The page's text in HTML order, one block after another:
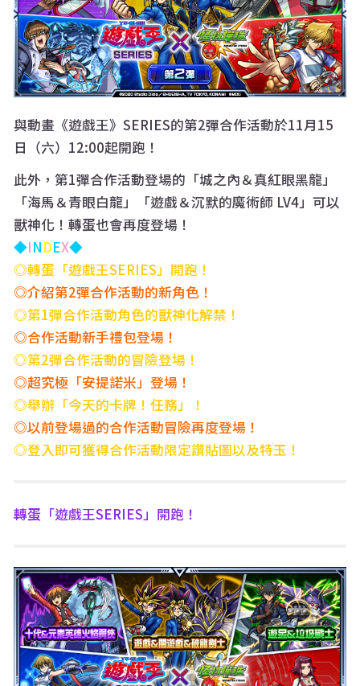
與動畫《遊戲王》SERIES的第2彈合作活動於11月15
日（六）12:00起開跑！
此外，第1彈合作活動登場的「城之內＆真紅眼黑龍」
「海馬＆青眼白龍」「遊戲＆沉默的魔術師 LV4」可以
獸神化！轉蛋也會再度登場！
◆INDEX◆
◎轉蛋「遊戲王SERIES」開跑！
◎介紹第2彈合作活動的新角色！
◎第1彈合作活動角色的獸神化解禁！
◎合作活動新手禮包登場！
◎第2彈合作活動的冒險登場！
◎超究極「安提諾米」登場！
◎舉辦「今天的卡牌！任務」！
◎以前登場過的合作活動冒險再度登場！
◎登入即可獲得合作活動限定讚貼圖以及特玉！
轉蛋「遊戲王SERIES」開跑！